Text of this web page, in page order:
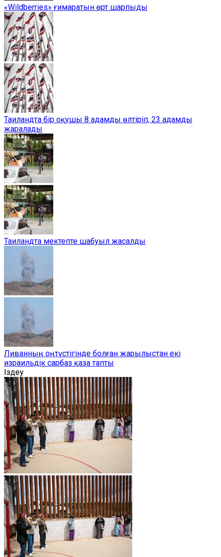
«Wildberries» ғимаратын өрт шарпыды
Таиландта бір оқушы 8 адамды өлтіріп, 23 адамды
жаралады
Таиландта мектепте шабуыл жасалды
Ливанның оңтүстігінде болған жарылыстан екі
израильдік сарбаз қаза тапты
Іздеу